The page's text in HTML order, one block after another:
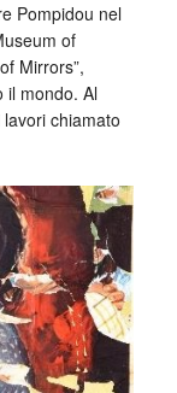
Pompidou nel
of
Mirrors”,
il mondo. Al
chiamato